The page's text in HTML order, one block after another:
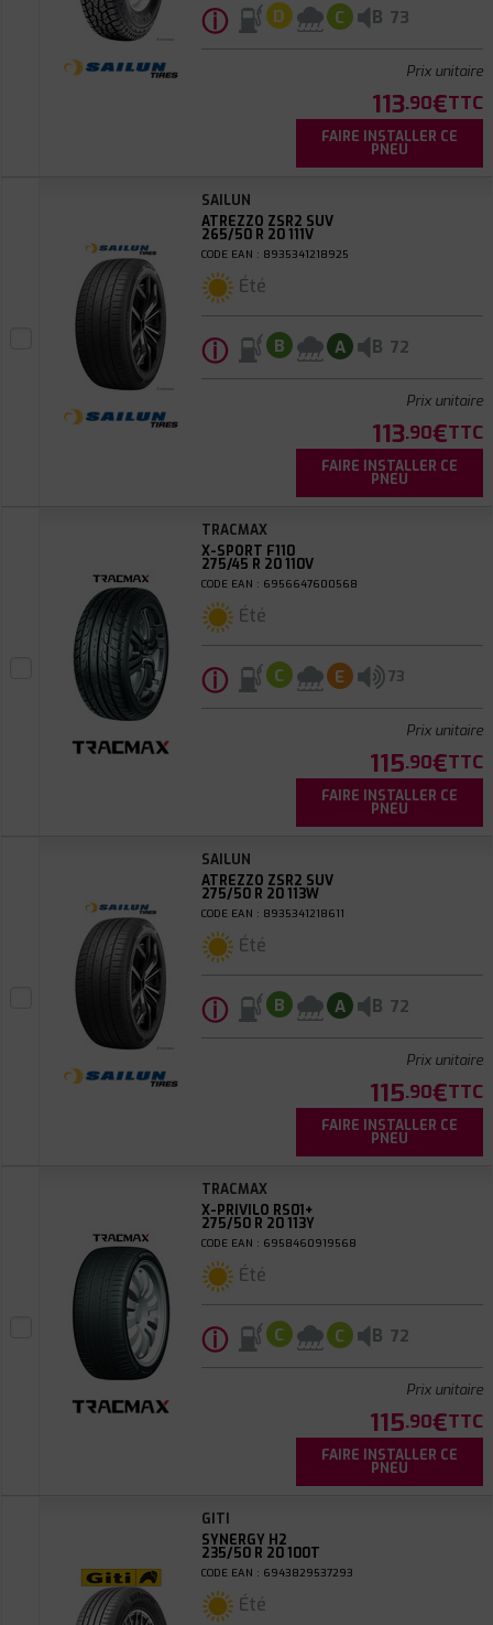
ⓘ D C B 73
Prix unitaire
113.90€TTC
FAIRE INSTALLER CE
PNEU
SAILUN
ATREZZO ZSR2 SUV
265/50 R 20 111V
CODE EAN : 8935341218925
Été
ⓘ B A B 72
Prix unitaire
113.90€TTC
FAIRE INSTALLER CE
PNEU
TRACMAX
X-SPORT F110
275/45 R 20 110V
CODE EAN : 6956647600568
Été
ⓘ C E 73
Prix unitaire
115.90€TTC
FAIRE INSTALLER CE
PNEU
SAILUN
ATREZZO ZSR2 SUV
275/50 R 20 113W
CODE EAN : 8935341218611
Été
ⓘ B A B 72
Prix unitaire
115.90€TTC
FAIRE INSTALLER CE
PNEU
TRACMAX
X-PRIVILO RS01+
275/50 R 20 113Y
CODE EAN : 6958460919568
Été
ⓘ C C B 72
Prix unitaire
115.90€TTC
FAIRE INSTALLER CE
PNEU
GITI
SYNERGY H2
235/50 R 20 100T
CODE EAN : 6943829537293
Été